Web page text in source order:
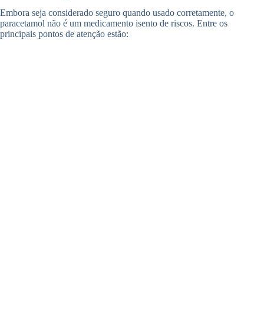
Embora seja considerado seguro quando usado corretamente, o
paracetamol não é um medicamento isento de riscos. Entre os
principais pontos de atenção estão: